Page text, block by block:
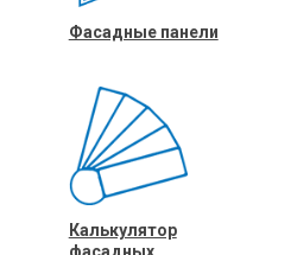
Фасадные панели
Калькулятор